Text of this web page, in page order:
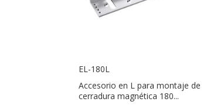
EL-180L
Accesorio en L para montaje de
cerradura magnética 180...